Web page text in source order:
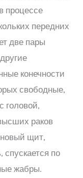
процессе
передних
две пары
конечности
свободные,
головой,
раков
щит,
по
жабры.